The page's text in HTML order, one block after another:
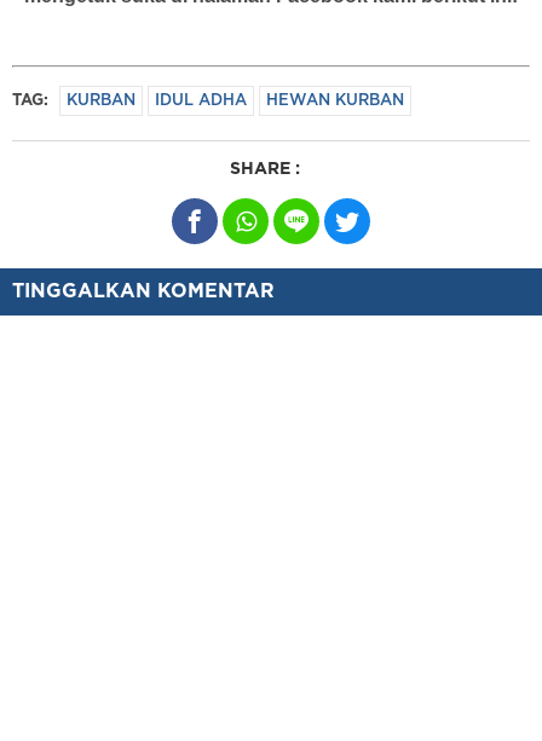
TAG: KURBAN IDUL ADHA HEWAN KURBAN
SHARE :
TINGGALKAN KOMENTAR